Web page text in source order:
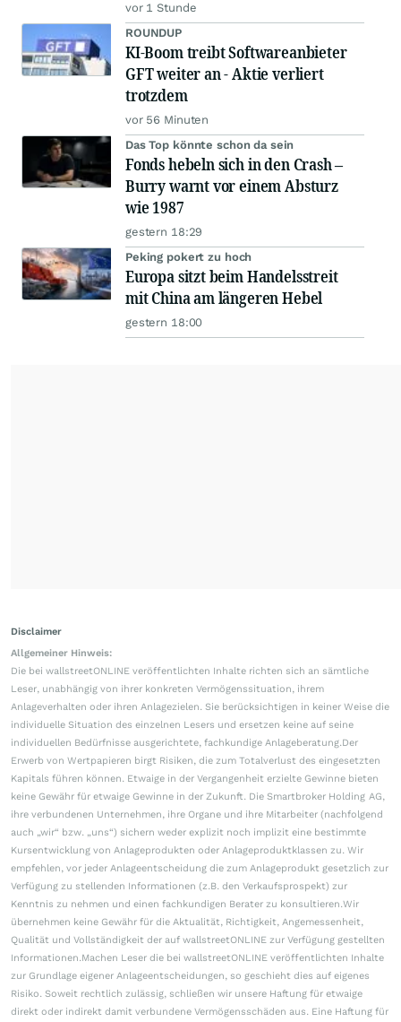
vor 1 Stunde
ROUNDUP
KI-Boom treibt Softwareanbieter
GFT weiter an - Aktie verliert
trotzdem
vor 56 Minuten
Das Top könnte schon da sein
Fonds hebeln sich in den Crash –
Burry warnt vor einem Absturz
wie 1987
gestern 18:29
Peking pokert zu hoch
Europa sitzt beim Handelsstreit
mit China am längeren Hebel
gestern 18:00
Disclaimer
Allgemeiner Hinweis:
Die bei wallstreetONLINE veröffentlichten Inhalte richten sich an sämtliche
Leser, unabhängig von ihrer konkreten Vermögenssituation, ihrem
Anlageverhalten oder ihren Anlagezielen. Sie berücksichtigen in keiner Weise die
individuelle Situation des einzelnen Lesers und ersetzen keine auf seine
individuellen Bedürfnisse ausgerichtete, fachkundige Anlageberatung.Der
Erwerb von Wertpapieren birgt Risiken, die zum Totalverlust des eingesetzten
Kapitals führen können. Etwaige in der Vergangenheit erzielte Gewinne bieten
keine Gewähr für etwaige Gewinne in der Zukunft. Die Smartbroker Holding AG,
ihre verbundenen Unternehmen, ihre Organe und ihre Mitarbeiter (nachfolgend
auch „wir“ bzw. „uns“) sichern weder explizit noch implizit eine bestimmte
Kursentwicklung von Anlageprodukten oder Anlageproduktklassen zu. Wir
empfehlen, vor jeder Anlageentscheidung die zum Anlageprodukt gesetzlich zur
Verfügung zu stellenden Informationen (z.B. den Verkaufsprospekt) zur
Kenntnis zu nehmen und einen fachkundigen Berater zu konsultieren.Wir
übernehmen keine Gewähr für die Aktualität, Richtigkeit, Angemessenheit,
Qualität und Vollständigkeit der auf wallstreetONLINE zur Verfügung gestellten
Informationen.Machen Leser die bei wallstreetONLINE veröffentlichten Inhalte
zur Grundlage eigener Anlageentscheidungen, so geschieht dies auf eigenes
Risiko. Soweit rechtlich zulässig, schließen wir unsere Haftung für etwaige
direkt oder indirekt damit verbundene Vermögensschäden aus. Eine Haftung für